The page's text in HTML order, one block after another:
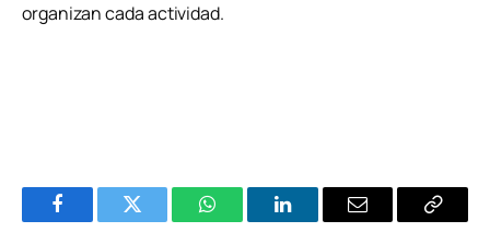
organizan cada actividad.
FacebookTwitter WhatsAppLinkedInEmail
Copiar